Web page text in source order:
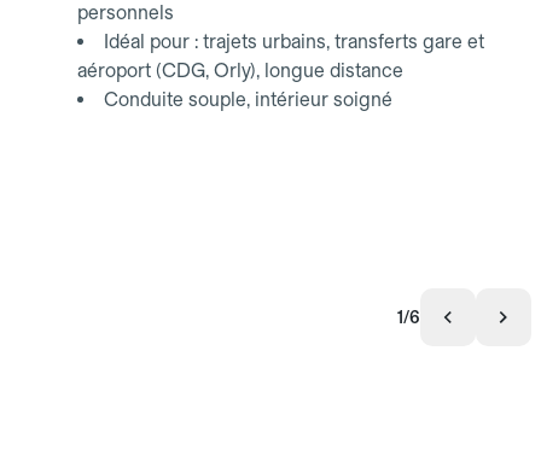
personnels
Idéal pour : trajets urbains, transferts gare et
aéroport (CDG, Orly), longue distance
Conduite souple, intérieur soigné
1/6